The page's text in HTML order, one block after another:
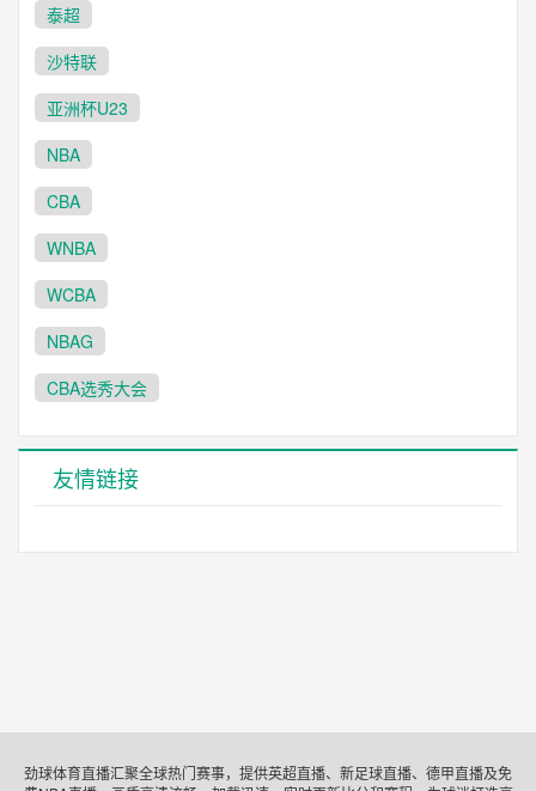
泰超
沙特联
亚洲杯U23
NBA
CBA
WNBA
WCBA
NBAG
CBA选秀大会
友情链接
劲球体育直播汇聚全球热门赛事，提供英超直播、新足球直播、德甲直播及免